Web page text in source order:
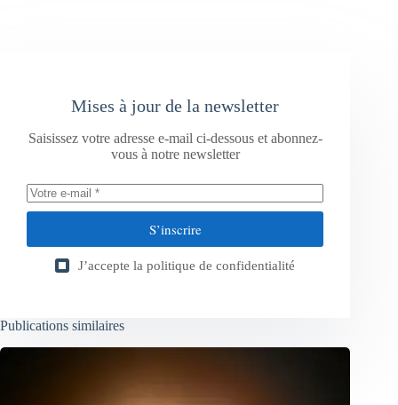
Mises à jour de la newsletter
Saisissez votre adresse e-mail ci-dessous et abonnez-
vous à notre newsletter
S’inscrire
J’accepte la politique de confidentialité
Publications similaires